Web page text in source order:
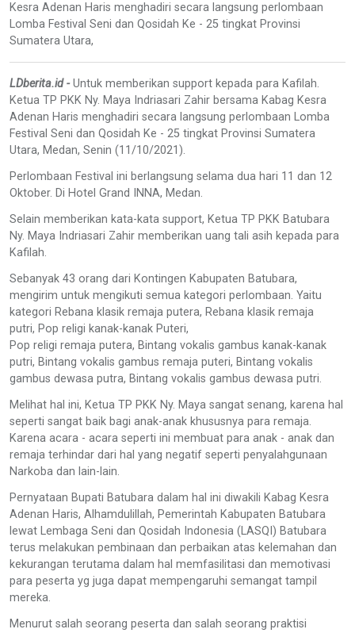
Kesra Adenan Haris menghadiri secara langsung perlombaan
Lomba Festival Seni dan Qosidah Ke - 25 tingkat Provinsi
Sumatera Utara,
LDberita.id -Untuk memberikan support kepada para Kafilah.
Ketua TP PKK Ny. Maya Indriasari Zahir bersama Kabag Kesra
Adenan Haris menghadiri secara langsung perlombaan Lomba
Festival Seni dan Qosidah Ke - 25 tingkat Provinsi Sumatera
Utara, Medan, Senin (11/10/2021).
Perlombaan Festival ini berlangsung selama dua hari 11 dan 12
Oktober. Di Hotel Grand INNA, Medan.
Selain memberikan kata-kata support, Ketua TP PKK Batubara
Ny. Maya Indriasari Zahir memberikan uang tali asih kepada para
Kafilah.
Sebanyak 43 orang dari Kontingen Kabupaten Batubara,
mengirim untuk mengikuti semua kategori perlombaan. Yaitu
kategori Rebana klasik remaja putera, Rebana klasik remaja
putri, Pop religi kanak-kanak Puteri,
Pop religi remaja putera, Bintang vokalis gambus kanak-kanak
putri, Bintang vokalis gambus remaja puteri, Bintang vokalis
gambus dewasa putra, Bintang vokalis gambus dewasa putri.
Melihat hal ini, Ketua TP PKK Ny. Maya sangat senang, karena hal
seperti sangat baik bagi anak-anak khususnya para remaja.
Karena acara - acara seperti ini membuat para anak - anak dan
remaja terhindar dari hal yang negatif seperti penyalahgunaan
Narkoba dan lain-lain.
Pernyataan Bupati Batubara dalam hal ini diwakili Kabag Kesra
Adenan Haris, Alhamdulillah, Pemerintah Kabupaten Batubara
lewat Lembaga Seni dan Qosidah Indonesia (LASQI) Batubara
terus melakukan pembinaan dan perbaikan atas kelemahan dan
kekurangan terutama dalam hal memfasilitasi dan memotivasi
para peserta yg juga dapat mempengaruhi semangat tampil
mereka.
Menurut salah seorang peserta dan salah seorang praktisi